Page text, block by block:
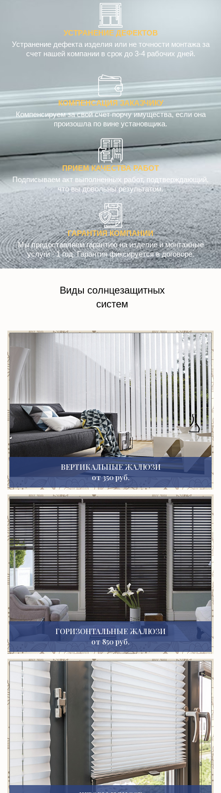
УСТРАНЕНИЕ ДЕФЕКТОВ
Устранение дефекта изделия или не точности монтажа за
счет нашей компании в срок до 3-4 рабочих дней.
КОМПЕНСАЦИЯ ЗАКАЗЧИКУ
Компенсируем за свой счет порчу имущества, если она
произошла по вине установщика.
ПРИЕМ КАЧЕСТВА РАБОТ
Подписываем акт выполненных работ, подтверждающий,
что вы довольны результатом.
ГАРАНТИЯ КОМПАНИИ
Мы предоставляем гарантию на изделие и монтажные
услуги - 1 год. Гарантия фиксируется в договоре.
Виды солнцезащитных
систем
ВЕРТИКАЛЬНЫЕ ЖАЛЮЗИ
от 350 руб.
ГОРИЗОНТАЛЬНЫЕ ЖАЛЮЗИ
от 850 руб.